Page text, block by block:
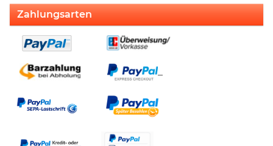
Zahlungsarten